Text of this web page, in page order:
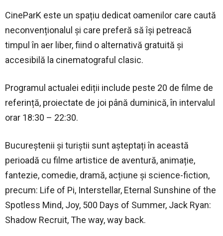
CineParK este un spațiu dedicat oamenilor care caută
neconvenționalul și care preferă să își petreacă
timpul în aer liber, fiind o alternativă gratuită și
accesibilă la cinematograful clasic.
Programul actualei ediții include peste 20 de filme de
referință, proiectate de joi până duminică, în intervalul
orar 18:30 – 22:30.
Bucureștenii și turiștii sunt așteptați în această
perioadă cu filme artistice de aventură, animație,
fantezie, comedie, dramă, acțiune și science-fiction,
precum: Life of Pi, Interstellar, Eternal Sunshine of the
Spotless Mind, Joy, 500 Days of Summer, Jack Ryan:
Shadow Recruit, The way, way back.